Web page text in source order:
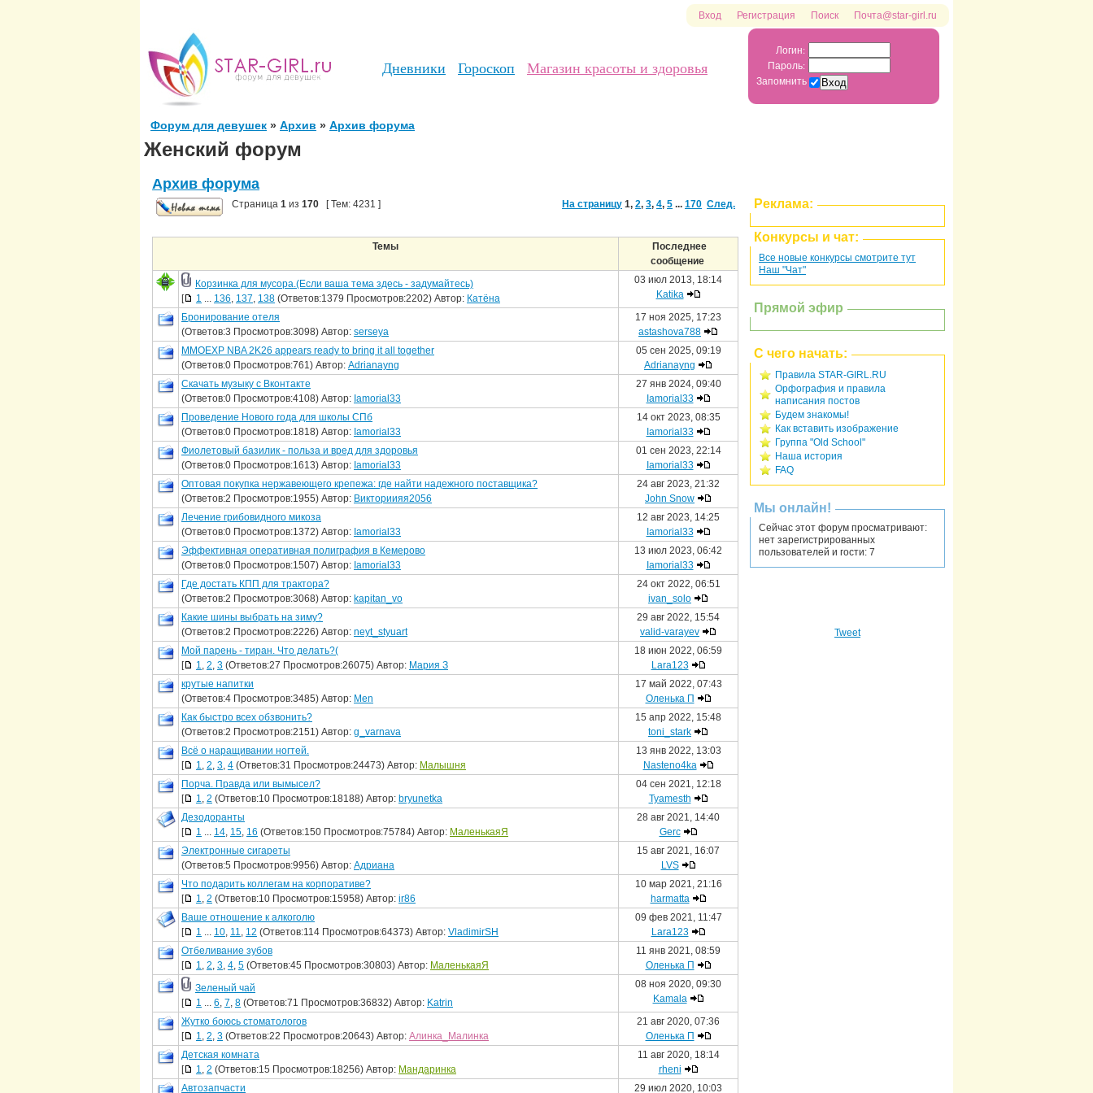
Вход Регистрация Поиск Почта@star-girl.ru
Дневники Гороскоп Магазин красоты и здоровья
Логин:
Пароль:
Запомнить
Форум для девушек » Архив » Архив форума
Женский форум
Архив форума
Страница 1 из 170 [ Тем: 4231 ] На страницу 1, 2, 3, 4, 5 ... 170 След.
Темы
Последнее
сообщение
Корзинка для мусора.(Если ваша тема здесь - задумайтесь)
[
1 ... 136, 137, 138 (Ответов:1379 Просмотров:2202) Автор: Катёна
03 июл 2013, 18:14
Katika
Бронирование отеля
(Ответов:3 Просмотров:3098) Автор: serseya
17 ноя 2025, 17:23
astashova788
MMOEXP NBA 2K26 appears ready to bring it all together
(Ответов:0 Просмотров:761) Автор: Adrianayng
05 сен 2025, 09:19
Adrianayng
Скачать музыку с Вконтакте
(Ответов:0 Просмотров:4108) Автор: Iamorial33
27 янв 2024, 09:40
Iamorial33
Проведение Нового года для школы СПб
(Ответов:0 Просмотров:1818) Автор: Iamorial33
14 окт 2023, 08:35
Iamorial33
Фиолетовый базилик - польза и вред для здоровья
(Ответов:0 Просмотров:1613) Автор: Iamorial33
01 сен 2023, 22:14
Iamorial33
Оптовая покупка нержавеющего крепежа: где найти надежного поставщика?
(Ответов:2 Просмотров:1955) Автор: Викториияя2056
24 авг 2023, 21:32
John Snow
Лечение грибовидного микоза
(Ответов:0 Просмотров:1372) Автор: Iamorial33
12 авг 2023, 14:25
Iamorial33
Эффективная оперативная полиграфия в Кемерово
(Ответов:0 Просмотров:1507) Автор: Iamorial33
13 июл 2023, 06:42
Iamorial33
Где достать КПП для трактора?
(Ответов:2 Просмотров:3068) Автор: kapitan_vo
24 окт 2022, 06:51
ivan_solo
Какие шины выбрать на зиму?
(Ответов:2 Просмотров:2226) Автор: neyt_styuart
29 авг 2022, 15:54
valid-varayev
Мой парень - тиран. Что делать?(
[
1, 2, 3 (Ответов:27 Просмотров:26075) Автор: Мария З
18 июн 2022, 06:59
Lara123
крутые напитки
(Ответов:4 Просмотров:3485) Автор: Men
17 май 2022, 07:43
Оленька П
Как быстро всех обзвонить?
(Ответов:2 Просмотров:2151) Автор: g_varnava
15 апр 2022, 15:48
toni_stark
Всё о наращивании ногтей.
[
1, 2, 3, 4 (Ответов:31 Просмотров:24473) Автор: Малышня
13 янв 2022, 13:03
Nasteno4ka
Порча. Правда или вымысел?
[
1, 2 (Ответов:10 Просмотров:18188) Автор: bryunetka
04 сен 2021, 12:18
Tyamesth
Дезодоранты
[
1 ... 14, 15, 16 (Ответов:150 Просмотров:75784) Автор: МаленькаяЯ
28 авг 2021, 14:40
Gerc
Электронные сигареты
(Ответов:5 Просмотров:9956) Автор: Адриана
15 авг 2021, 16:07
LVS
Что подарить коллегам на корпоративе?
[
1, 2 (Ответов:10 Просмотров:15958) Автор: ir86
10 мар 2021, 21:16
harmatta
Ваше отношение к алкоголю
[
1 ... 10, 11, 12 (Ответов:114 Просмотров:64373) Автор: VladimirSH
09 фев 2021, 11:47
Lara123
Отбеливание зубов
[
1, 2, 3, 4, 5 (Ответов:45 Просмотров:30803) Автор: МаленькаяЯ
11 янв 2021, 08:59
Оленька П
Зеленый чай
[
1 ... 6, 7, 8 (Ответов:71 Просмотров:36832) Автор: Katrin
08 ноя 2020, 09:30
Kamala
Жутко боюсь стоматологов
[
1, 2, 3 (Ответов:22 Просмотров:20643) Автор: Алинка_Малинка
21 авг 2020, 07:36
Оленька П
Детская комната
[
1, 2 (Ответов:15 Просмотров:18256) Автор: Мандаринка
11 авг 2020, 18:14
rheni
Автозапчасти
29 июл 2020, 10:03
Реклама:
Конкурсы и чат:
Все новые конкурсы смотрите тут
Наш "Чат"
Прямой эфир
С чего начать:
Правила STAR-GIRL.RU
Орфография и правила
написания постов
Будем знакомы!
Как вставить изображение
Группа "Old School"
Наша история
FAQ
Мы онлайн!
Сейчас этот форум просматривают:
нет зарегистрированных
пользователей и гости: 7
Tweet